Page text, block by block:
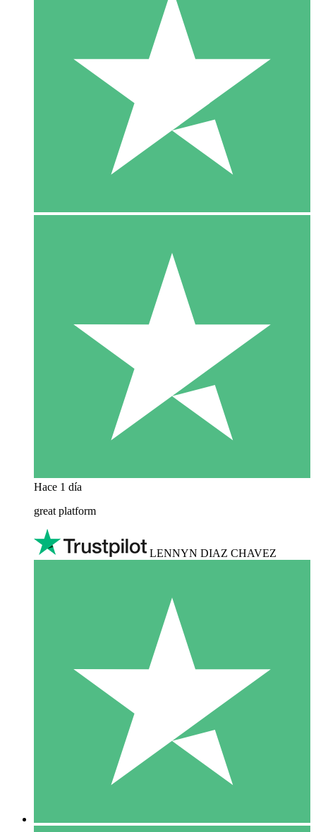
Hace 1 día
great platform
LENNYN DIAZ CHAVEZ